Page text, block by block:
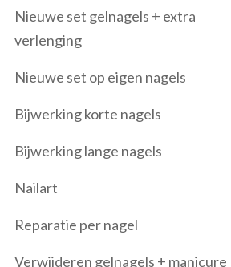
Nieuwe set gelnagels + extra
verlenging
Nieuwe set op eigen nagels
Bijwerking korte nagels
Bijwerking lange nagels
Nailart
Reparatie per nagel
Verwijderen gelnagels + manicure